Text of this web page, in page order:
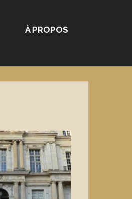
À PROPOS